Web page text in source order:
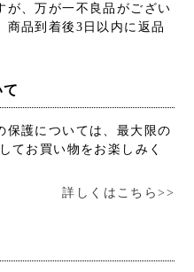
が、万が一不良品がござい
商品到着後3日以内に返品
保護については、最大限の
てお買い物をお楽しみく
詳しくはこちら>>